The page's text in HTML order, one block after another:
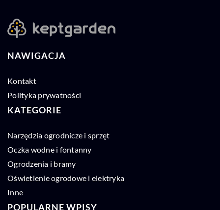
NAWIGACJA
Kontakt
Polityka prywatności
KATEGORIE
Narzędzia ogrodnicze i sprzęt
Oczka wodne i fontanny
Ogrodzenia i bramy
Oświetlenie ogrodowe i elektryka
Inne
POPULARNE WPISY